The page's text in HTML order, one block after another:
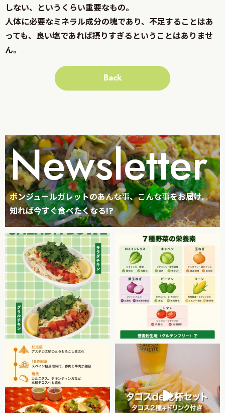
しない、というくらい重要なもの。
人体に必要なミネラル成分の塊であり、不足することはあ
っても、良い塩であれば摂りすぎるということはありませ
ん。
Back
Newsletter
ボンジュールガレットのあんな事、こんな事をお届け。
知れば今すぐ食べたくなる!?